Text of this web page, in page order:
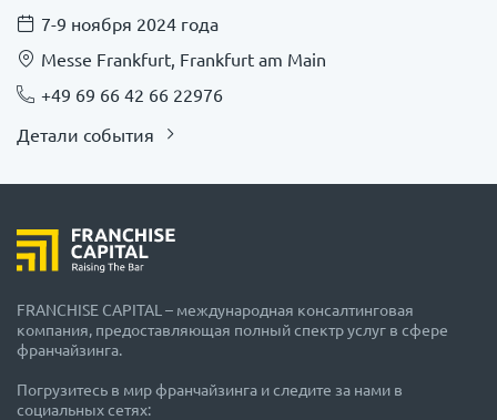
7-9 ноября 2024 года
Messe Frankfurt, Frankfurt am Main
+49 69 66 42 66 22976
Детали события
FRANCHISE CAPITAL – международная консалтинговая
компания, предоставляющая полный спектр услуг в сфере
франчайзинга.
Погрузитесь в мир франчайзинга и следите за нами в
социальных сетях: